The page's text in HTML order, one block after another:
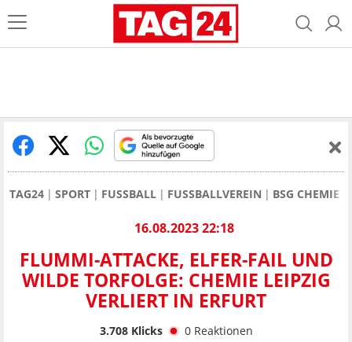
TAG24 SPORT FUSSBALL FUSSBALLVEREIN BSG CHEMIE
16.08.2023 22:18
FLUMMI-ATTACKE, ELFER-FAIL UND
WILDE TORFOLGE: CHEMIE LEIPZIG
VERLIERT IN ERFURT
3.708Klicks 0 Reaktionen